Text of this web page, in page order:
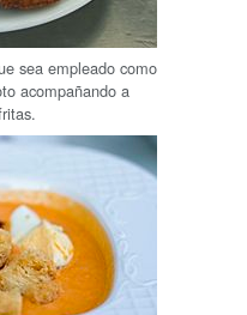
sea empleado como
acompañando a